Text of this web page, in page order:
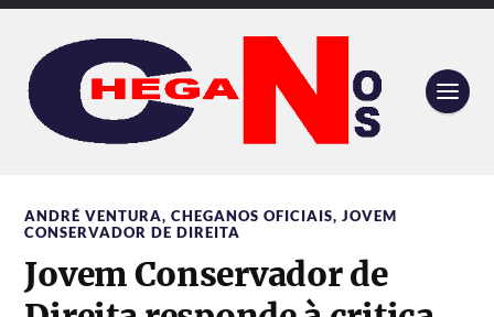
ANDRÉ VENTURA,CHEGANOS OFICIAIS,JOVEM
CONSERVADOR DE DIREITA
Jovem Conservador de